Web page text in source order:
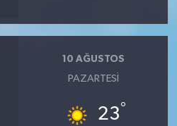
10 AĞUSTOS
PAZARTESI
23°